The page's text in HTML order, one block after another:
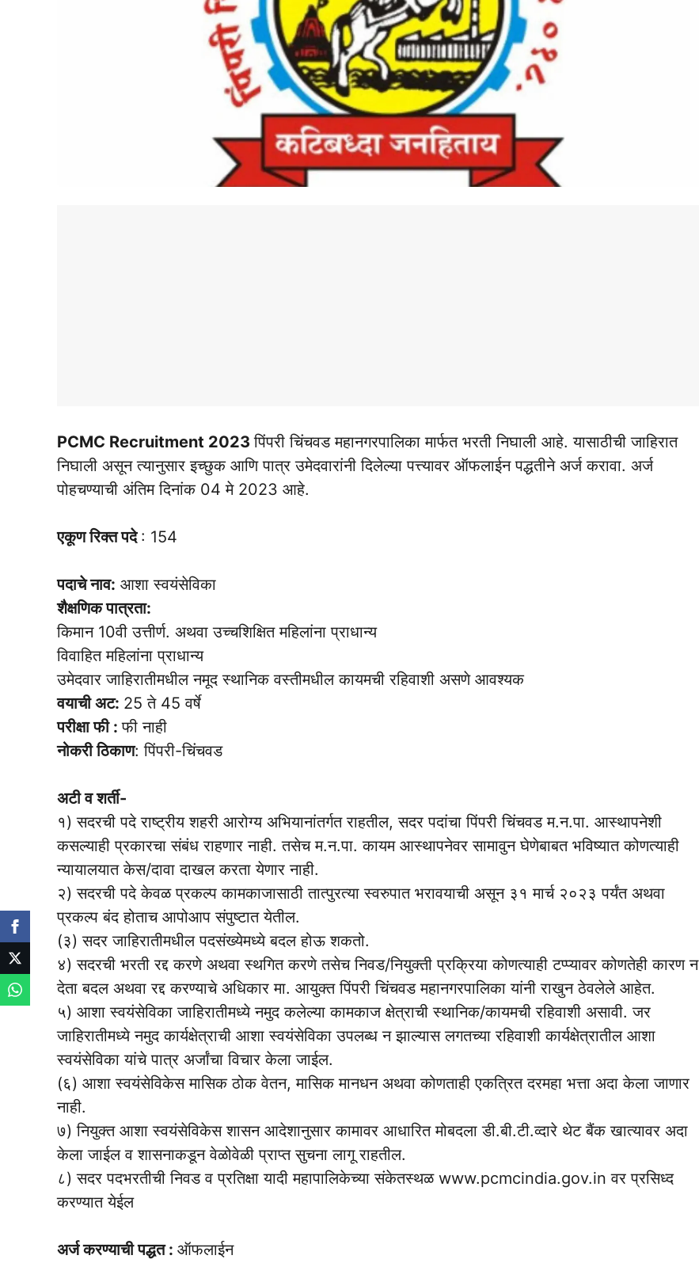
PCMC Recruitment 2023पिंपरी चिंचवड महानगरपालिका मार्फत भरती निघाली आहे. यासाठीची जाहिरात
निघाली असून त्यानुसार इच्छुक आणि पात्र उमेदवारांनी दिलेल्या पत्त्यावर ऑफलाईन पद्धतीने अर्ज करावा. अर्ज
पोहचण्याची अंतिम दिनांक 04 मे 2023 आहे.
एकूण रिक्त पदे : 154
पदाचे नाव: आशा स्वयंसेविका
शैक्षणिक पात्रता:
किमान 10वी उत्तीर्ण. अथवा उच्चशिक्षित महिलांना प्राधान्य
विवाहित महिलांना प्राधान्य
उमेदवार जाहिरातीमधील नमूद स्थानिक वस्तीमधील कायमची रहिवाशी असणे आवश्यक
वयाची अट: 25 ते 45 वर्षे
परीक्षा फी :फी नाही
नोकरी ठिकाण: पिंपरी-चिंचवड
अटी व शर्ती-
१) सदरची पदे राष्ट्रीय शहरी आरोग्य अभियानांतर्गत राहतील, सदर पदांचा पिंपरी चिंचवड म.न.पा. आस्थापनेशी
कसल्याही प्रकारचा संबंध राहणार नाही. तसेच म.न.पा. कायम आस्थापनेवर सामावुन घेणेबाबत भविष्यात कोणत्याही
न्यायालयात केस/दावा दाखल करता येणार नाही.
२) सदरची पदे केवळ प्रकल्प कामकाजासाठी तात्पुरत्या स्वरुपात भरावयाची असून ३१ मार्च २०२३ पर्यंत अथवा
प्रकल्प बंद होताच आपोआप संपुष्टात येतील.
(३) सदर जाहिरातीमधील पदसंख्येमध्ये बदल होऊ शकतो.
४) सदरची भरती रद्द करणे अथवा स्थगित करणे तसेच निवड/नियुक्ती प्रक्रिया कोणत्याही टप्प्यावर कोणतेही कारण न
देता बदल अथवा रद्द करण्याचे अधिकार मा. आयुक्त पिंपरी चिंचवड महानगरपालिका यांनी राखुन ठेवलेले आहेत.
५) आशा स्वयंसेविका जाहिरातीमध्ये नमुद कलेल्या कामकाज क्षेत्राची स्थानिक/कायमची रहिवाशी असावी. जर
जाहिरातीमध्ये नमुद कार्यक्षेत्राची आशा स्वयंसेविका उपलब्ध न झाल्यास लगतच्या रहिवाशी कार्यक्षेत्रातील आशा
स्वयंसेविका यांचे पात्र अर्जांचा विचार केला जाईल.
(६) आशा स्वयंसेविकेस मासिक ठोक वेतन, मासिक मानधन अथवा कोणताही एकत्रित दरमहा भत्ता अदा केला जाणार
नाही.
७) नियुक्त आशा स्वयंसेविकेस शासन आदेशानुसार कामावर आधारित मोबदला डी.बी.टी.व्दारे थेट बैंक खात्यावर अदा
केला जाईल व शासनाकडून वेळोवेळी प्राप्त सुचना लागू राहतील.
८) सदर पदभरतीची निवड व प्रतिक्षा यादी महापालिकेच्या संकेतस्थळ www.pcmcindia.gov.in वर प्रसिध्द
करण्यात येईल
अर्ज करण्याची पद्धत : ऑफलाईन